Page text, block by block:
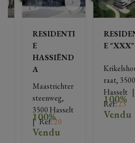
RESIDENTI
E
HASSIËND
A
Maastrichter
steenweg,
3500 Hasselt
| Ref: 20
100%
Vendu
E "XXX"
raat, 3500
Hasselt
Ref: 23
100%
Vendu